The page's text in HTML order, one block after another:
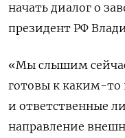
начать диалог о
президент РФ
«Мы слышим
готовы к каким-то
и ответственные
направление